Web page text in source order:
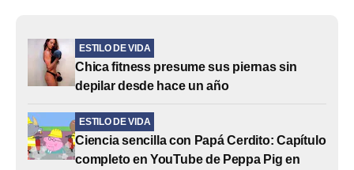
ESTILO DE VIDA
Chica fitness presume sus piernas sin
depilar desde hace un año
ESTILO DE VIDA
Ciencia sencilla con Papá Cerdito: Capítulo
completo en YouTube de Peppa Pig en